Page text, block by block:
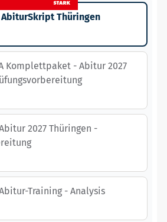
Thüringen
Komplettpaket - Abitur 2027
2027 Thüringen -
Training - Analysis